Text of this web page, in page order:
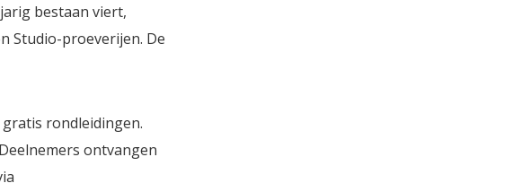
bestaan viert,
Studio-proeverijen. De
gratis rondleidingen.
ontvangen